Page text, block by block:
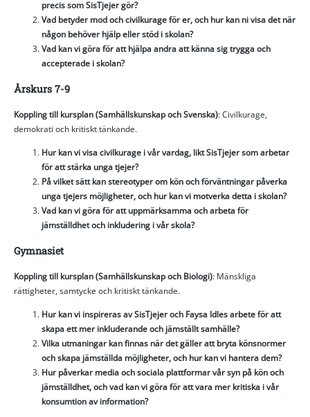
precis som SisTjejer gör?
Vad betyder mod och civilkurage för er, och hur kan ni visa det när
någon behöver hjälp eller stöd i skolan?
Vad kan vi göra för att hjälpa andra att känna sig trygga och
accepterade i skolan?
Årskurs 7-9
Koppling till kursplan (Samhällskunskap och Svenska): Civilkurage,
demokrati och kritiskt tänkande.
Hur kan vi visa civilkurage i vår vardag, likt SisTjejer som arbetar
för att stärka unga tjejer?
På vilket sätt kan stereotyper om kön och förväntningar påverka
unga tjejers möjligheter, och hur kan vi motverka detta i skolan?
Vad kan vi göra för att uppmärksamma och arbeta för
jämställdhet och inkludering i vår skola?
Gymnasiet
Koppling till kursplan (Samhällskunskap och Biologi): Mänskliga
rättigheter, samtycke och kritiskt tänkande.
Hur kan vi inspireras av SisTjejer och Faysa Idles arbete för att
skapa ett mer inkluderande och jämställt samhälle?
Vilka utmaningar kan finnas när det gäller att bryta könsnormer
och skapa jämställda möjligheter, och hur kan vi hantera dem?
Hur påverkar media och sociala plattformar vår syn på kön och
jämställdhet, och vad kan vi göra för att vara mer kritiska i vår
konsumtion av information?